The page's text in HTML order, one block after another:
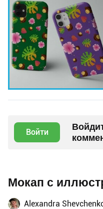
Войти
Мокап с
Alexandra